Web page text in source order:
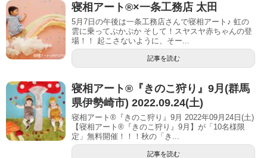
寝相アート®︎×一条工務店 太田
5月7日の午後は一条工務店さんで寝相アート♪ 虹の
雲に乗ってぷかぷか そして！スヤスヤ赤ちゃんの登
場！！ 起こさないように、そー...
記事を読む
寝相アート®︎『きのこ狩り』9月(群馬
県伊勢崎市) 2022.09.24(土)
寝相アート®『きのこ狩り』9月 2022年09月24日(土)
【寝相アート®︎『きのこ狩り』9月】が「10名様限
定」無料開催！！！秋の「き...
記事を読む